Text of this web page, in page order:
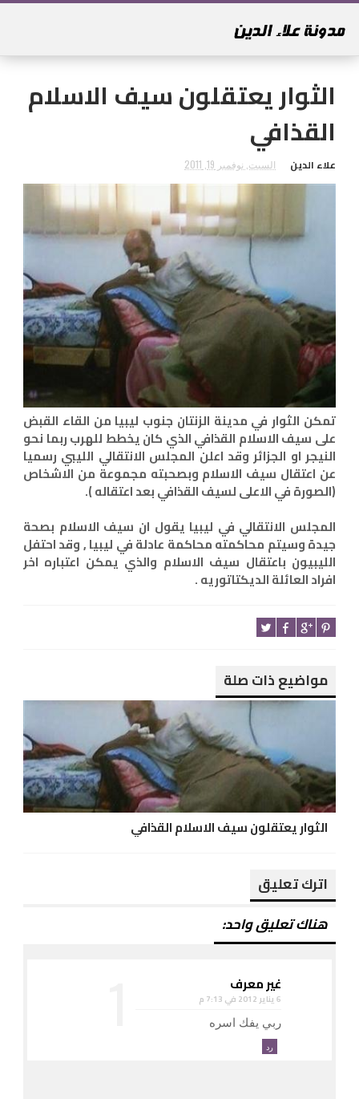
الثوار يعتقلون سيف الاسلام
القذافي
علاء الدين السبت, نوفمبر 19, 2011
تمكن الثوار في مدينة الزنتان جنوب ليبيا من القاء القبض
على سيف الاسلام القذافي الذي كان يخطط للهرب ربما نحو
النيجر او الجزائر وقد اعلن المجلس الانتقالي الليبي رسميا
عن اعتقال سيف الاسلام وبصحبته مجموعة من الاشخاص
(الصورة في الاعلى لسيف القذافي بعد اعتقاله ).
المجلس الانتقالي في ليبيا يقول ان سيف الاسلام بصحة
جيدة وسيتم محاكمته محاكمة عادلة في ليبيا , وقد احتفل
الليبيون باعتقال سيف الاسلام والذي يمكن اعتباره اخر
افراد العائلة الديكتاتوريه .
مواضيع ذات صلة
الثوار يعتقلون سيف الاسلام القذافي
اترك تعليق
هناك تعليق واحد:
غير معرف
6 يناير 2012 في 7:13 م
ربي يفك اسره
رد